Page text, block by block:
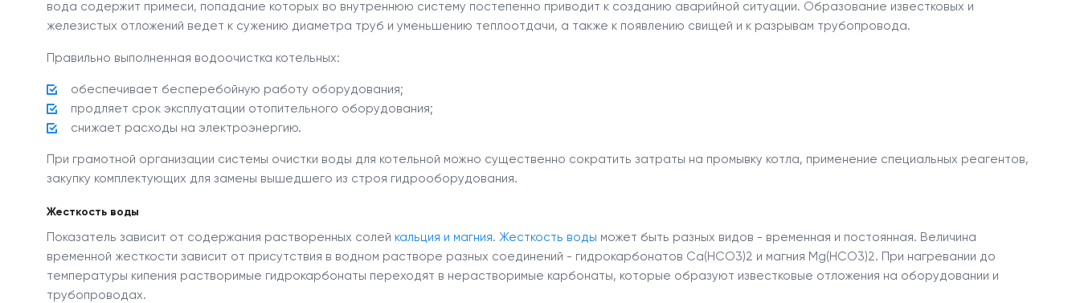
вода содержит примеси, попадание которых во внутреннюю систему постепенно приводит к созданию аварийной ситуации. Образование известковых и
железистых отложений ведет к сужению диаметра труб и уменьшению теплоотдачи, а также к появлению свищей и к разрывам трубопровода.
Правильно выполненная водоочистка котельных:
обеспечивает бесперебойную работу оборудования;
продляет срок эксплуатации отопительного оборудования;
снижает расходы на электроэнергию.
При грамотной организации системы очистки воды для котельной можно существенно сократить затраты на промывку котла, применение специальных реагентов,
закупку комплектующих для замены вышедшего из строя гидрооборудования.
Жесткость воды
Показатель зависит от содержания растворенных солей кальция и магния. Жесткость воды может быть разных видов - временная и постоянная. Величина
временной жесткости зависит от присутствия в водном растворе разных соединений - гидрокарбонатов Ca(HCO3)2 и магния Mg(HCO3)2. При нагревании до
температуры кипения растворимые гидрокарбонаты переходят в нерастворимые карбонаты, которые образуют известковые отложения на оборудовании и
трубопроводах.